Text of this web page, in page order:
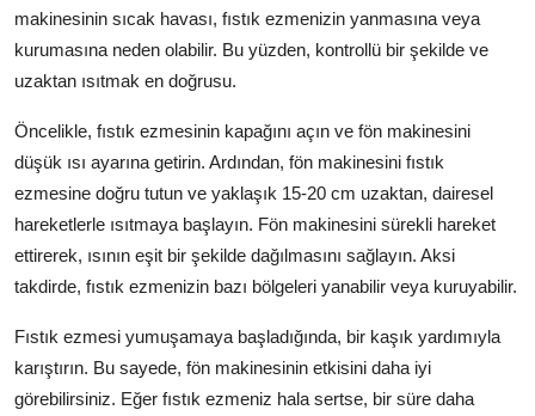
makinesinin sıcak havası, fıstık ezmenizin yanmasına veya
kurumasına neden olabilir. Bu yüzden, kontrollü bir şekilde ve
uzaktan ısıtmak en doğrusu.
Öncelikle, fıstık ezmesinin kapağını açın ve fön makinesini
düşük ısı ayarına getirin. Ardından, fön makinesini fıstık
ezmesine doğru tutun ve yaklaşık 15-20 cm uzaktan, dairesel
hareketlerle ısıtmaya başlayın. Fön makinesini sürekli hareket
ettirerek, ısının eşit bir şekilde dağılmasını sağlayın. Aksi
takdirde, fıstık ezmenizin bazı bölgeleri yanabilir veya kuruyabilir.
Fıstık ezmesi yumuşamaya başladığında, bir kaşık yardımıyla
karıştırın. Bu sayede, fön makinesinin etkisini daha iyi
görebilirsiniz. Eğer fıstık ezmeniz hala sertse, bir süre daha